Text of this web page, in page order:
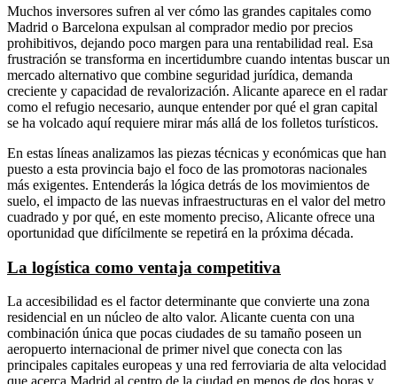
Muchos inversores sufren al ver cómo las grandes capitales como
Madrid o Barcelona expulsan al comprador medio por precios
prohibitivos, dejando poco margen para una rentabilidad real. Esa
frustración se transforma en incertidumbre cuando intentas buscar un
mercado alternativo que combine seguridad jurídica, demanda
creciente y capacidad de revalorización. Alicante aparece en el radar
como el refugio necesario, aunque entender por qué el gran capital
se ha volcado aquí requiere mirar más allá de los folletos turísticos.
En estas líneas analizamos las piezas técnicas y económicas que han
puesto a esta provincia bajo el foco de las promotoras nacionales
más exigentes. Entenderás la lógica detrás de los movimientos de
suelo, el impacto de las nuevas infraestructuras en el valor del metro
cuadrado y por qué, en este momento preciso, Alicante ofrece una
oportunidad que difícilmente se repetirá en la próxima década.
La logística como ventaja competitiva
La accesibilidad es el factor determinante que convierte una zona
residencial en un núcleo de alto valor. Alicante cuenta con una
combinación única que pocas ciudades de su tamaño poseen un
aeropuerto internacional de primer nivel que conecta con las
principales capitales europeas y una red ferroviaria de alta velocidad